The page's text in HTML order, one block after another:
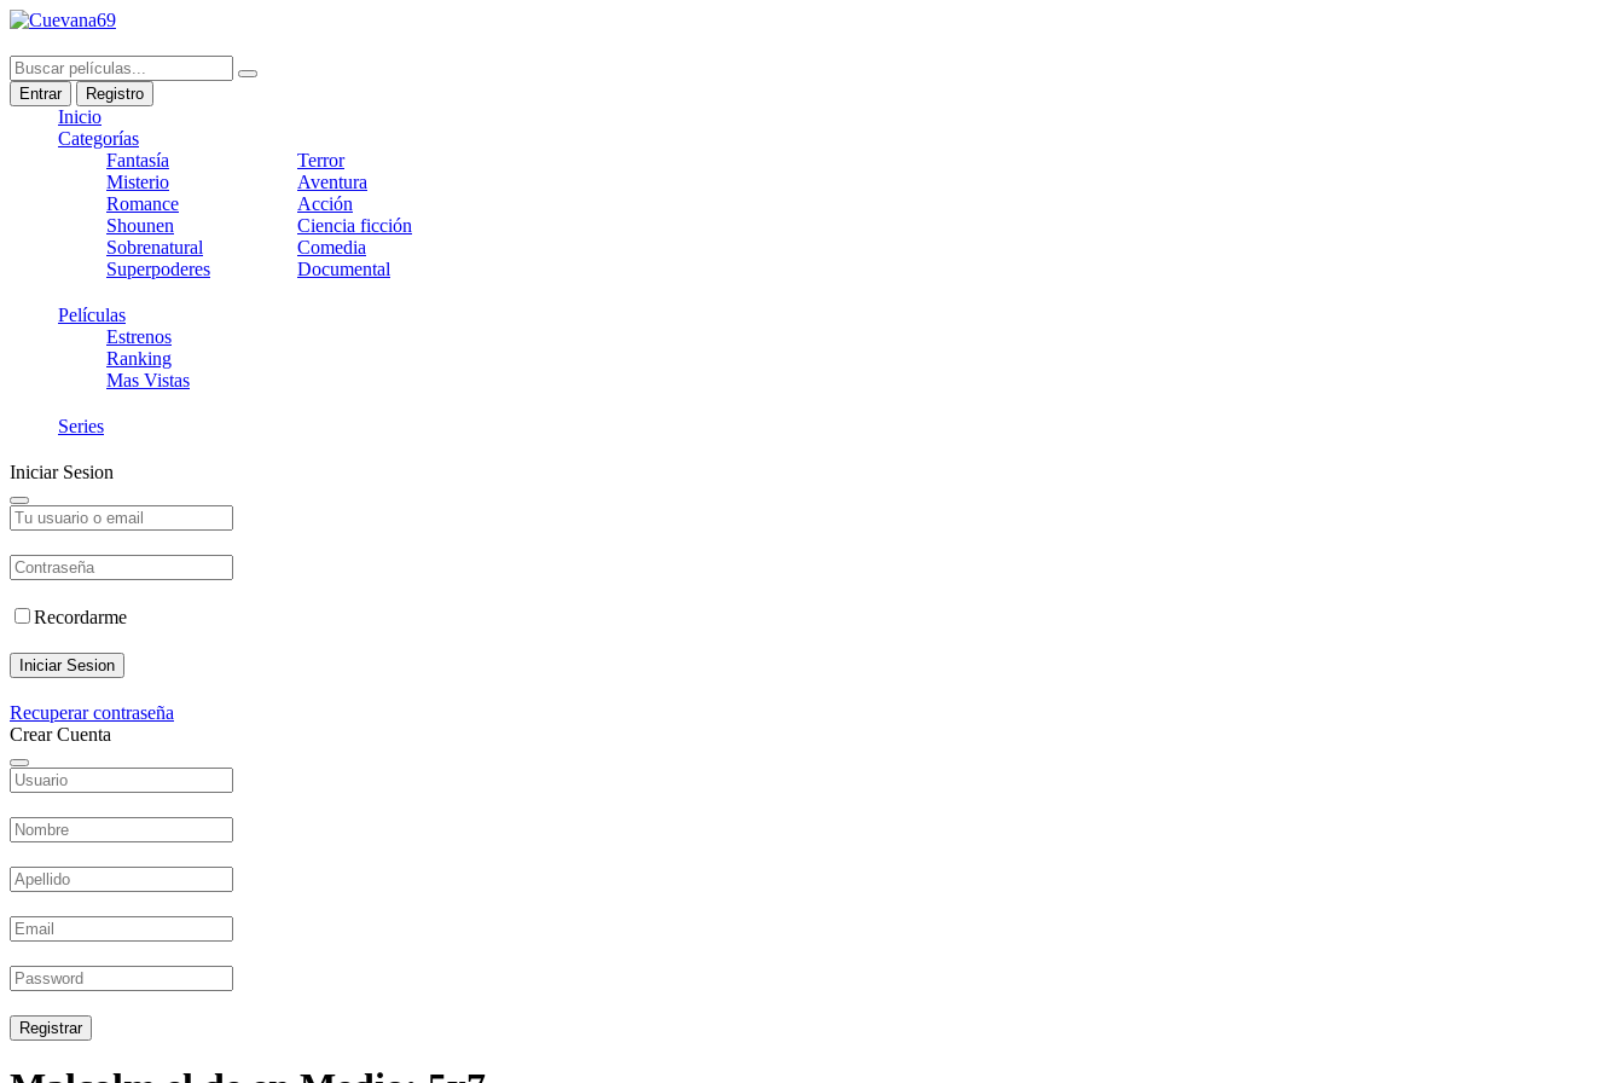
Entrar Registro
Inicio
Categorías
Fantasía
Misterio
Romance
Shounen
Sobrenatural
Superpoderes
Terror
Aventura
Acción
Ciencia ficción
Comedia
Documental
Películas
Estrenos
Ranking
Mas Vistas
Series
Iniciar Sesion
Recordarme
Iniciar Sesion
Recuperar contraseña
Crear Cuenta
Registrar